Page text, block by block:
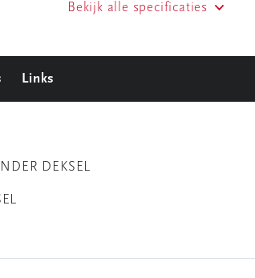
Bekijk alle specificaties
Links
DEKSEL